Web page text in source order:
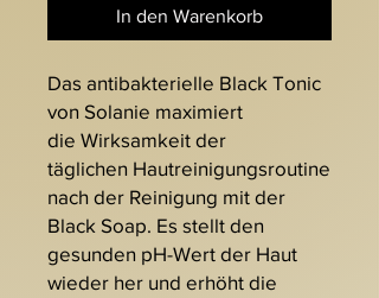
In den Warenkorb
Das antibakterielle Black Tonic
von Solanie maximiert
die Wirksamkeit der
täglichen Hautreinigungsroutine
nach der Reinigung mit der
Black Soap. Es stellt den
gesunden pH-Wert der Haut
wieder her und erhöht die